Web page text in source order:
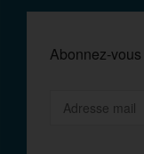
Abonnez-